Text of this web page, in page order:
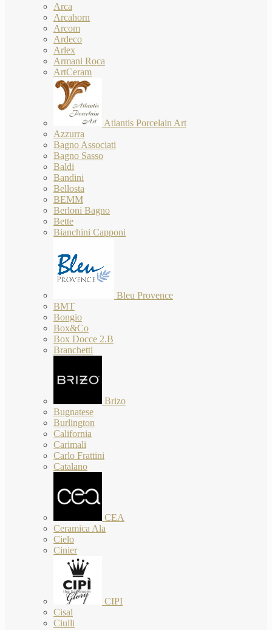
Arca
Arcahorn
Arcom
Ardeco
Arlex
Armani Roca
ArtCeram
Atlantis Porcelain Art
Azzurra
Bagno Associati
Bagno Sasso
Baldi
Bandini
Bellosta
BEMM
Berloni Bagno
Bette
Bianchini Capponi
Bleu Provence
BMT
Bongio
Box&Co
Box Docce 2.B
Branchetti
Brizo
Bugnatese
Burlington
California
Carimali
Carlo Frattini
Catalano
CEA
Ceramica Ala
Cielo
Cinier
CIPI
Cisal
Ciulli